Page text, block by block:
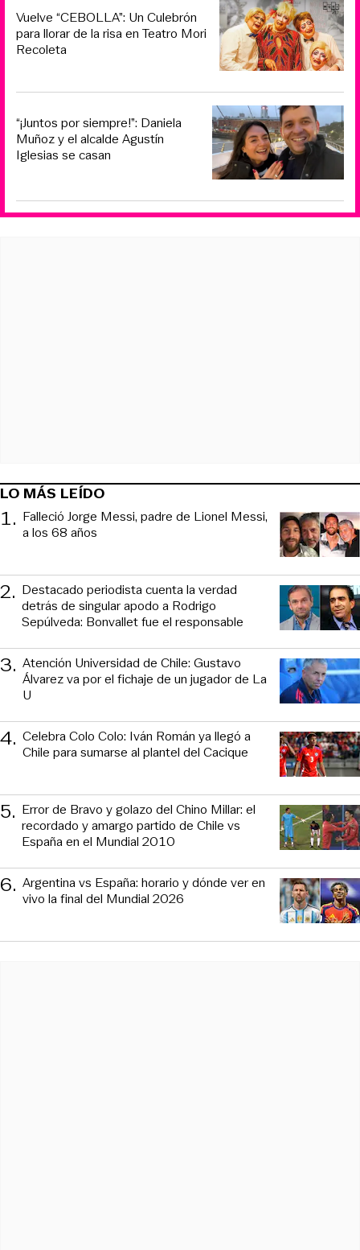
Vuelve “CEBOLLA”: Un Culebrón
para llorar de la risa en Teatro Mori
Recoleta
“¡Juntos por siempre!”: Daniela
Muñoz y el alcalde Agustín
Iglesias se casan
LO MÁS LEÍDO
1. Falleció Jorge Messi, padre de Lionel Messi,
a los 68 años
2. Destacado periodista cuenta la verdad
detrás de singular apodo a Rodrigo
Sepúlveda: Bonvallet fue el responsable
3. Atención Universidad de Chile: Gustavo
Álvarez va por el fichaje de un jugador de La
U
4. Celebra Colo Colo: Iván Román ya llegó a
Chile para sumarse al plantel del Cacique
5. Error de Bravo y golazo del Chino Millar: el
recordado y amargo partido de Chile vs
España en el Mundial 2010
6. Argentina vs España: horario y dónde ver en
vivo la final del Mundial 2026